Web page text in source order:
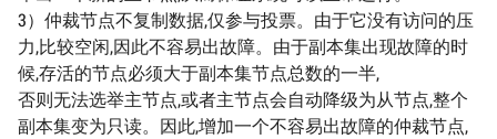
3）仲裁节点不复制数据,仅参与投票。由于它没有访问的压
力,比较空闲,因此不容易出故障。由于副本集出现故障的时
候,存活的节点必须大于副本集节点总数的一半,
否则无法选举主节点,或者主节点会自动降级为从节点,整个
副本集变为只读。因此,增加一个不容易出故障的仲裁节点,